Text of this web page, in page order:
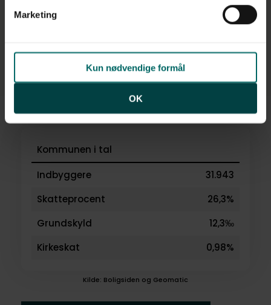
af personoplysninger finder du i vores
privatlivspolitik.
Marketing
Kun nødvendige formål
OK
Kommunen i tal
Indbyggere
31.943
Skatteprocent
26,3%
Grundskyld
12,3‰
Kirkeskat
0,98%
Kilde: Boligsiden og Geomatic